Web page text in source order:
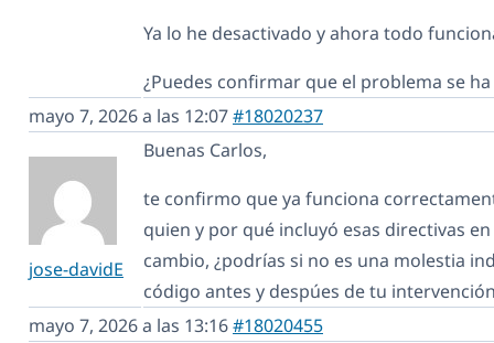
Ya lo he desactivado y ahora todo
¿Puedes confirmar que el problema se
mayo 7, 2026 a las 12:07#18020237
jose-davidE
Buenas Carlos,
te confirmo que ya funciona
quien y por qué incluyó esas directivas
cambio, ¿podrías si no es una molestia
código antes y despúes de tu
mayo 7, 2026 a las 13:16#18020455